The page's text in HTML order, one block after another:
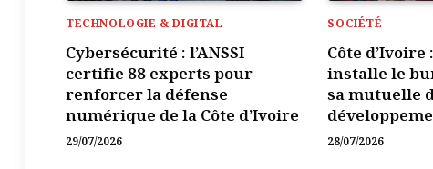
TECHNOLOGIE & DIGITAL
Cybersécurité : l’ANSSI
certifie 88 experts pour
renforcer la défense
numérique de la Côte d’Ivoire
29/07/2026
SOCIÉTÉ
Côte
installe le
sa mutuelle
28/07/2026